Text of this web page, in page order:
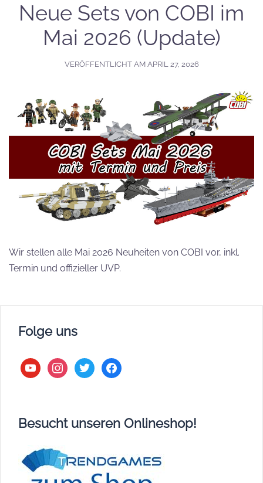
Neue Sets von COBI im
Mai 2026 (Update)
VERÖFFENTLICHT AM APRIL 27, 2026
Wir stellen alle Mai 2026 Neuheiten von COBI vor, inkl.
Termin und offizieller UVP.
Folge uns
youtubeinstagram
twitter facebook
Besucht unseren Onlineshop!